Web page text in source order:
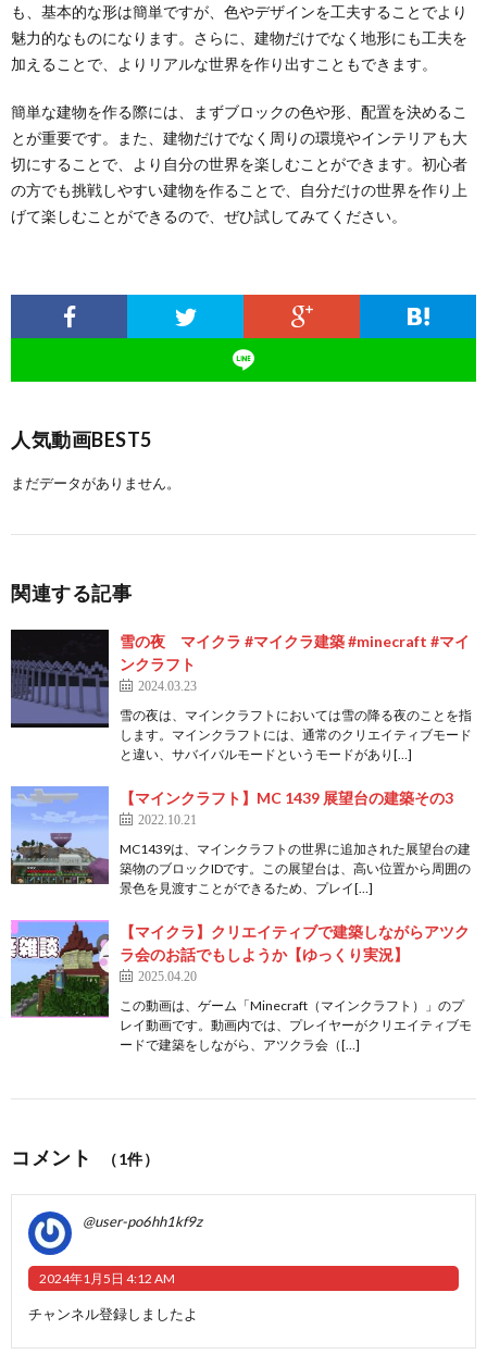
も、基本的な形は簡単ですが、色やデザインを工夫することでより
魅力的なものになります。さらに、建物だけでなく地形にも工夫を
加えることで、よりリアルな世界を作り出すこともできます。
簡単な建物を作る際には、まずブロックの色や形、配置を決めるこ
とが重要です。また、建物だけでなく周りの環境やインテリアも大
切にすることで、より自分の世界を楽しむことができます。初心者
の方でも挑戦しやすい建物を作ることで、自分だけの世界を作り上
げて楽しむことができるので、ぜひ試してみてください。
人気動画BEST5
まだデータがありません。
関連する記事
雪の夜 マイクラ #マイクラ建築 #minecraft #マイ
ンクラフト
2024.03.23
雪の夜は、マインクラフトにおいては雪の降る夜のことを指
します。マインクラフトには、通常のクリエイティブモード
と違い、サバイバルモードというモードがあり[…]
【マインクラフト】MC 1439 展望台の建築その3
2022.10.21
MC1439は、マインクラフトの世界に追加された展望台の建
築物のブロックIDです。この展望台は、高い位置から周囲の
景色を見渡すことができるため、プレイ[…]
【マイクラ】クリエイティブで建築しながらアツク
ラ会のお話でもしようか【ゆっくり実況】
2025.04.20
この動画は、ゲーム「Minecraft（マインクラフト）」のプ
レイ動画です。動画内では、プレイヤーがクリエイティブモ
ードで建築をしながら、アツクラ会（[…]
コメント （1件）
@user-po6hh1kf9z
2024年1月5日 4:12 AM
チャンネル登録しましたよ